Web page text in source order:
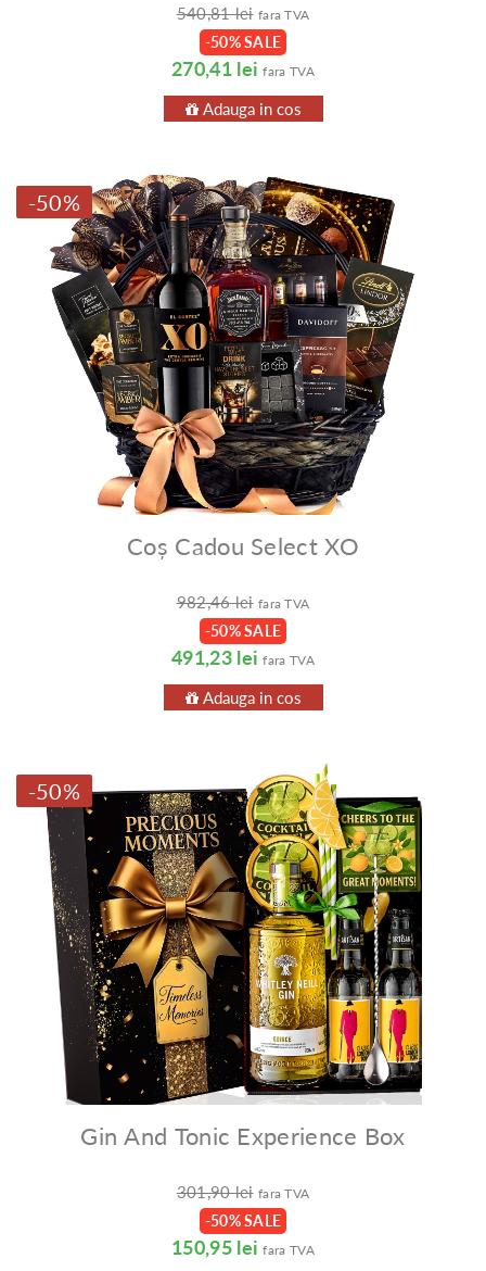
540,81 lei fara TVA
-50% SALE
270,41 lei fara TVA
Adauga in cos
-50%
Coș Cadou Select XO
982,46 lei fara TVA
-50% SALE
491,23 lei fara TVA
Adauga in cos
-50%
Gin And Tonic Experience Box
301,90 lei fara TVA
-50% SALE
150,95 lei fara TVA